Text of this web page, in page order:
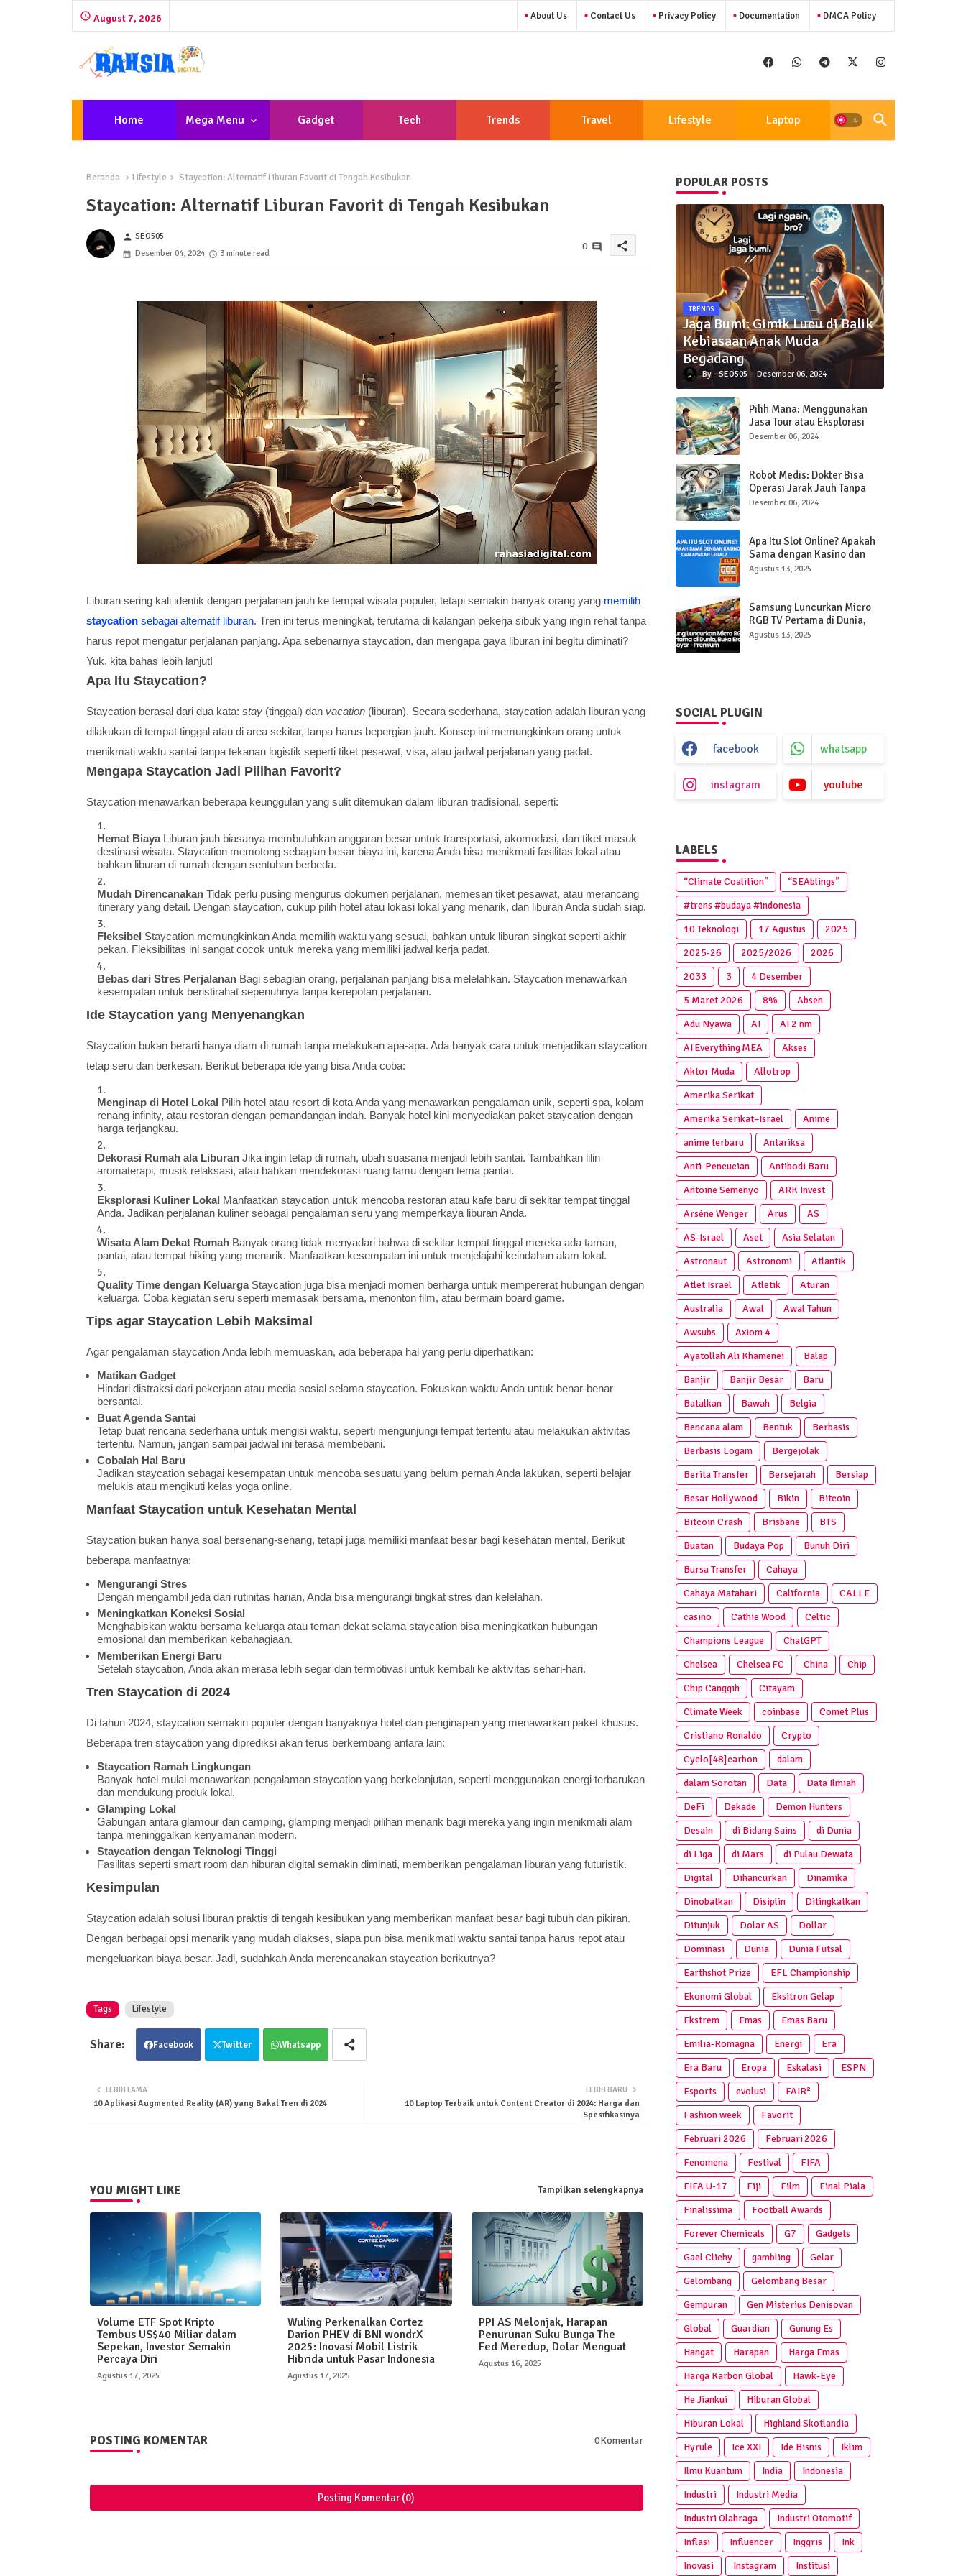
August 7, 2026 About Us Contact Us Privacy Policy Documentation DMCA Policy
Home Mega Menu Gadget Tech Trends Travel Lifestyle Laptop
Beranda Lifestyle Staycation: Alternatif Liburan Favorit di Tengah Kesibukan
Staycation: Alternatif Liburan Favorit di Tengah Kesibukan
person SEO505
Desember 04, 2024
3 minute read
0 share
Liburan sering kali identik dengan perjalanan jauh ke tempat wisata populer, tetapi semakin banyak orang yang memilih
staycationsebagai alternatif liburan. Tren ini terus meningkat, terutama di kalangan pekerja sibuk yang ingin rehat tanpa
harus repot mengatur perjalanan panjang. Apa sebenarnya staycation, dan mengapa gaya liburan ini begitu diminati?
Yuk, kita bahas lebih lanjut!
Apa Itu Staycation?
Staycation berasal dari dua kata: stay(tinggal) dan vacation(liburan). Secara sederhana, staycation adalah liburan yang
dilakukan di tempat tinggal atau di area sekitar, tanpa harus bepergian jauh. Konsep ini memungkinkan orang untuk
menikmati waktu santai tanpa tekanan logistik seperti tiket pesawat, visa, atau jadwal perjalanan yang padat.
Mengapa Staycation Jadi Pilihan Favorit?
Staycation menawarkan beberapa keunggulan yang sulit ditemukan dalam liburan tradisional, seperti:
Hemat BiayaLiburan jauh biasanya membutuhkan anggaran besar untuk transportasi, akomodasi, dan tiket masuk
destinasi wisata. Staycation memotong sebagian besar biaya ini, karena Anda bisa menikmati fasilitas lokal atau
bahkan liburan di rumah dengan sentuhan berbeda.
Mudah DirencanakanTidak perlu pusing mengurus dokumen perjalanan, memesan tiket pesawat, atau merancang
itinerary yang detail. Dengan staycation, cukup pilih hotel atau lokasi lokal yang menarik, dan liburan Anda sudah siap.
Fleksibel Staycation memungkinkan Anda memilih waktu yang sesuai, bahkan untuk liburan singkat seperti akhir
pekan. Fleksibilitas ini sangat cocok untuk mereka yang memiliki jadwal kerja padat.
Bebas dari Stres PerjalananBagi sebagian orang, perjalanan panjang bisa melelahkan. Staycation menawarkan
kesempatan untuk beristirahat sepenuhnya tanpa kerepotan perjalanan.
Ide Staycation yang Menyenangkan
Staycation bukan berarti hanya diam di rumah tanpa melakukan apa-apa. Ada banyak cara untuk menjadikan staycation
tetap seru dan berkesan. Berikut beberapa ide yang bisa Anda coba:
Menginap di Hotel Lokal Pilih hotel atau resort di kota Anda yang menawarkan pengalaman unik, seperti spa, kolam
renang infinity, atau restoran dengan pemandangan indah. Banyak hotel kini menyediakan paket staycation dengan
harga terjangkau.
Dekorasi Rumah ala LiburanJika ingin tetap di rumah, ubah suasana menjadi lebih santai. Tambahkan lilin
aromaterapi, musik relaksasi, atau bahkan mendekorasi ruang tamu dengan tema pantai.
Eksplorasi Kuliner Lokal Manfaatkan staycation untuk mencoba restoran atau kafe baru di sekitar tempat tinggal
Anda. Jadikan perjalanan kuliner sebagai pengalaman seru yang memperkaya liburan Anda.
Wisata Alam Dekat RumahBanyak orang tidak menyadari bahwa di sekitar tempat tinggal mereka ada taman,
pantai, atau tempat hiking yang menarik. Manfaatkan kesempatan ini untuk menjelajahi keindahan alam lokal.
Quality Time dengan KeluargaStaycation juga bisa menjadi momen berharga untuk mempererat hubungan dengan
keluarga. Coba kegiatan seru seperti memasak bersama, menonton film, atau bermain board game.
Tips agar Staycation Lebih Maksimal
Agar pengalaman staycation Anda lebih memuaskan, ada beberapa hal yang perlu diperhatikan:
Matikan Gadget
Hindari distraksi dari pekerjaan atau media sosial selama staycation. Fokuskan waktu Anda untuk benar-benar
bersantai.
Buat Agenda Santai
Tetap buat rencana sederhana untuk mengisi waktu, seperti mengunjungi tempat tertentu atau melakukan aktivitas
tertentu. Namun, jangan sampai jadwal ini terasa membebani.
Cobalah Hal Baru
Jadikan staycation sebagai kesempatan untuk mencoba sesuatu yang belum pernah Anda lakukan, seperti belajar
melukis atau mengikuti kelas yoga online.
Manfaat Staycation untuk Kesehatan Mental
Staycation bukan hanya soal bersenang-senang, tetapi juga memiliki manfaat besar bagi kesehatan mental. Berikut
beberapa manfaatnya:
Mengurangi Stres
Dengan mengambil jeda dari rutinitas harian, Anda bisa mengurangi tingkat stres dan kelelahan.
Meningkatkan Koneksi Sosial
Menghabiskan waktu bersama keluarga atau teman dekat selama staycation bisa meningkatkan hubungan
emosional dan memberikan kebahagiaan.
Memberikan Energi Baru
Setelah staycation, Anda akan merasa lebih segar dan termotivasi untuk kembali ke aktivitas sehari-hari.
Tren Staycation di 2024
Di tahun 2024, staycation semakin populer dengan banyaknya hotel dan penginapan yang menawarkan paket khusus.
Beberapa tren staycation yang diprediksi akan terus berkembang antara lain:
Staycation Ramah Lingkungan
Banyak hotel mulai menawarkan pengalaman staycation yang berkelanjutan, seperti menggunakan energi terbarukan
dan mendukung produk lokal.
Glamping Lokal
Gabungan antara glamour dan camping, glamping menjadi pilihan menarik bagi mereka yang ingin menikmati alam
tanpa meninggalkan kenyamanan modern.
Staycation dengan Teknologi Tinggi
Fasilitas seperti smart room dan hiburan digital semakin diminati, memberikan pengalaman liburan yang futuristik.
Kesimpulan
Staycation adalah solusi liburan praktis di tengah kesibukan yang memberikan manfaat besar bagi tubuh dan pikiran.
Dengan berbagai opsi menarik yang mudah diakses, siapa pun bisa menikmati waktu santai tanpa harus repot atau
mengeluarkan biaya besar. Jadi, sudahkah Anda merencanakan staycation berikutnya?
Tags Lifestyle
Facebook Twitter Whatsapp
LEBIH BARU
10 Laptop Terbaik untuk Content Creator di 2024: Harga dan
Spesifikasinya
LEBIH LAMA
10 Aplikasi Augmented Reality (AR) yang Bakal Tren di 2024
YOU MIGHT LIKE Tampilkan selengkapnya
Volume ETF Spot Kripto
Tembus US$40 Miliar dalam
Sepekan, Investor Semakin
Percaya Diri
Agustus 17, 2025
Wuling Perkenalkan Cortez
Darion PHEV di BNI wondrX
2025: Inovasi Mobil Listrik
Hibrida untuk Pasar Indonesia
Agustus 17, 2025
PPI AS Melonjak, Harapan
Penurunan Suku Bunga The
Fed Meredup, Dolar Menguat
Agustus 16, 2025
POSTING KOMENTAR 0Komentar
Posting Komentar (0)
POPULAR POSTS
TRENDS
Jaga Bumi: Gimik Lucu di Balik
Kebiasaan Anak Muda
Begadang
SEO505 Desember 06, 2024
Pilih Mana: Menggunakan
Jasa Tour atau Eksplorasi
Sendiri Saat Traveling?
Desember 06, 2024
Robot Medis: Dokter Bisa
Operasi Jarak Jauh Tanpa
Hadir di Ruangan
Desember 06, 2024
Apa Itu Slot Online? Apakah
Sama dengan Kasino dan
Apakah Legal?
Agustus 13, 2025
Samsung Luncurkan Micro
RGB TV Pertama di Dunia,
Buka Era Baru Layar Ultra-
Agustus 13, 2025
SOCIAL PLUGIN
facebook whatsapp
instagram youtube
LABELS
“Climate Coalition”
“SEAblings”
#trens #budaya #indonesia
10 Teknologi
17 Agustus
2025
2025‑26
2025/2026
2026
2033
3
4 Desember
5 Maret 2026
8%
Absen
Adu Nyawa
AI
AI 2 nm
AI Everything MEA
Akses
Aktor Muda
Allotrop
Amerika Serikat
Amerika Serikat–Israel
Anime
anime terbaru
Antariksa
Anti‑Pencucian
Antibodi Baru
Antoine Semenyo
ARK Invest
Arsène Wenger
Arus
AS
AS-Israel
Aset
Asia Selatan
Astronaut
Astronomi
Atlantik
Atlet Israel
Atletik
Aturan
Australia
Awal
Awal Tahun
Awsubs
Axiom 4
Ayatollah Ali Khamenei
Balap
Banjir
Banjir Besar
Baru
Batalkan
Bawah
Belgia
Bencana alam
Bentuk
Berbasis
Berbasis Logam
Bergejolak
Berita Transfer
Bersejarah
Bersiap
Besar Hollywood
Bikin
Bitcoin
Bitcoin Crash
Brisbane
BTS
Buatan
Budaya Pop
Bunuh Diri
Bursa Transfer
Cahaya
Cahaya Matahari
California
CALLE
casino
Cathie Wood
Celtic
Champions League
ChatGPT
Chelsea
Chelsea FC China
Chip
Chip Canggih
Citayam
Climate Week
coinbase
Comet Plus
Cristiano Ronaldo
Crypto
Cyclo[48]carbon
dalam
dalam Sorotan
Data
Data Ilmiah
DeFi
Dekade
Demon Hunters
Desain
di Bidang Sains
di Dunia
di Liga
di Mars
di Pulau Dewata
Digital
Dihancurkan
Dinamika
Dinobatkan
Disiplin
Ditingkatkan
Ditunjuk
Dolar AS
Dollar
Dominasi
Dunia
Dunia Futsal
Earthshot Prize
EFL Championship
Ekonomi Global
Eksitron Gelap
Ekstrem
Emas
Emas Baru
Emilia-Romagna
Energi
Era
Era Baru
Eropa Eskalasi
ESPN
Esports
evolusi
FAIR²
Fashion week
Favorit
Februari 2026
Februari 2026
Fenomena
Festival
FIFA
FIFA U-17
Fiji Film
Final Piala
Finalissima
Football Awards
Forever Chemicals
G7
Gadgets
Gael Clichy
gambling
Gelar
Gelombang
Gelombang Besar
Gempuran
Gen Misterius Denisovan
Global
Guardian
Gunung Es
Hangat
Harapan
Harga Emas
Harga Karbon Global
Hawk-Eye
He Jiankui
Hiburan Global
Hiburan Lokal
Highland Skotlandia
Hyrule
Ice XXI Ide Bisnis
Iklim
Ilmu Kuantum
India
Indonesia
Industri
Industri Media
Industri Olahraga
Industri Otomotif
Inflasi
Influencer Inggris
Ink
Inovasi
Instagram Institusi